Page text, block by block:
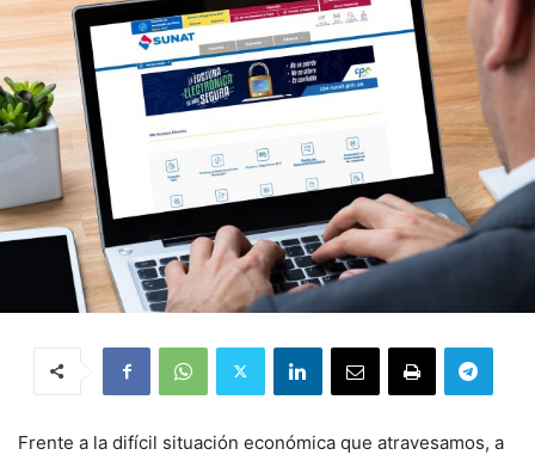
Frente a la difícil situación económica que atravesamos, a